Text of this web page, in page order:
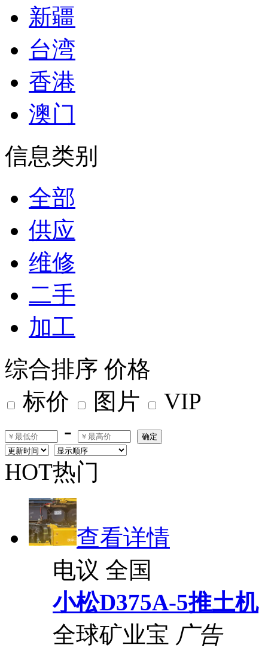
新疆
台湾
香港
澳门
信息类别
全部
供应
维修
二手
加工
综合排序 价格
标价
图片
VIP
-
确定
HOT热门
查看详情
电议 全国
小松D375A-5推土机
全球矿业宝 广告